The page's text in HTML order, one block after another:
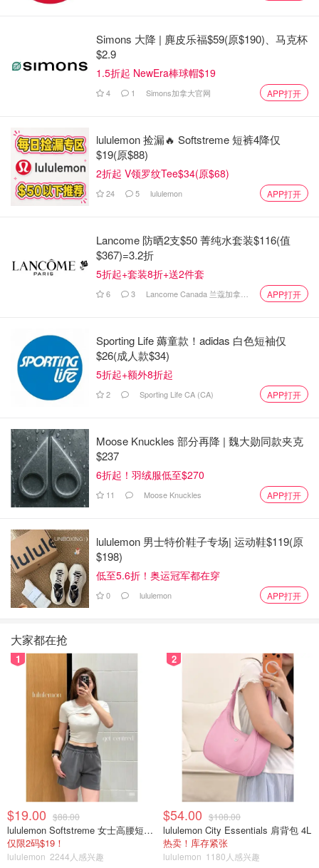
颜色也比较浅，冷却之后会回缩，有的人说回缩太过分了就
是烤的时间长了，我烤出来的回缩也是比较严重的，而且表
面还是裂的，不过我不是很介意，因为口感还是很好。
3. 烤完等蛋糕室温冷却后放冰箱冷藏12个小时再吃，当然
4. 关于这个糖的用量，我试了几次不同的量，首先说我个人
不爱吃甜的，所以我做的蛋糕肯定是往不怎么甜的方向走，
其次代糖的甜度比正常糖的甜度要高，这个具体高多少会在
如果你用的是普通糖，你可能需要把这个糖的量✖️2。
其实就这些材料加起来随便烤烤都会很好吃，因为没有面粉
都是奶和蛋，所以口感是非常绵密了，而且也能保存好几
天。OK了，希望大家吃好喝好！
💛💛
健康吃货
Simons 大降 | 麂皮乐福$59(原$190)、马克杯
$2.9
1.5折起 NewEra棒球帽$19
4 1 Simons加拿大官网 APP打开
lululemon 捡漏🔥 Softstreme 短裤4降仅
$19(原$88)
2折起 V领罗纹Tee$34(原$68)
24 5 lululemon APP打开
Lancome 防晒2支$50 菁纯水套装$116(值
$367)=3.2折
5折起+套装8折+送2件套
6 3 Lancome Canada 兰蔻加拿大官网 APP打开
Sporting Life 薅童款！adidas 白色短袖仅
$26(成人款$34)
5折起+额外8折起
2 Sporting Life CA (CA) APP打开
Moose Knuckles 部分再降 | 魏大勋同款夹克
$237
6折起！羽绒服低至$270
11 Moose Knuckles APP打开
lululemon 男士特价鞋子专场| 运动鞋$119(原
$198)
低至5.6折！奥运冠军都在穿
0 lululemon APP打开
大家都在抢
1
$19.00 $88.00
lululemon Softstreme 女士高腰短裤 10cm
仅限2码$19！
lululemon 2244人感兴趣
2
$54.00 $108.00
lululemon City Essentials 肩背包 4L
热卖！库存紧张
lululemon 1180人感兴趣